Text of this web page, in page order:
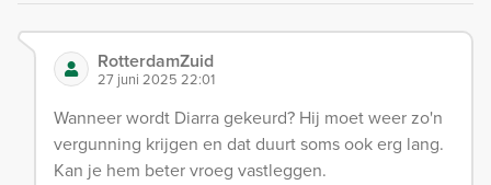
RotterdamZuid
27 juni 2025 22:01
Wanneer wordt Diarra gekeurd? Hij moet weer zo'n
vergunning krijgen en dat duurt soms ook erg lang.
Kan je hem beter vroeg vastleggen.